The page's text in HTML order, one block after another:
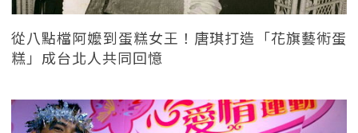
從八點檔阿嬤到蛋糕女王！唐琪打造「花旗藝術蛋
糕」成台北人共同回憶